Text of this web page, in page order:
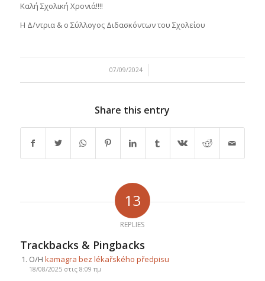
Καλή Σχολική Χρονιά!!!!
Η Δ/ντρια & ο Σύλλογος Διδασκόντων του Σχολείου
07/09/2024
/
Share this entry
13
REPLIES
Trackbacks & Pingbacks
Ο/Η kamagra bez lékařského předpisu
18/08/2025 στις 8:09 πμ